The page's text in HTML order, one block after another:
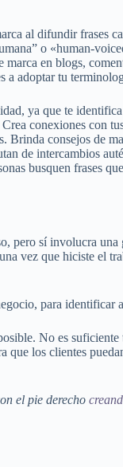
al difundir frases
o «human-
en blogs,
a adoptar tu
ya que te
conexiones con
Brinda consejos de
de intercambios
busquen frases
pero sí involucra
vez que hiciste el
para identificar
No es
que los clientes
el pie derecho